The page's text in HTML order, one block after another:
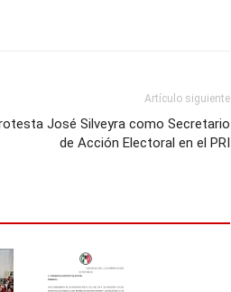
Artículo siguiente
José Silveyra como Secretario
de Acción Electoral en el PRI